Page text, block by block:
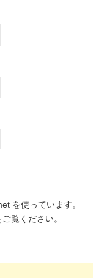
を使っています。
ご覧ください。